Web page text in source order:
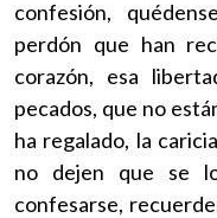
confesión,
perdón que han
corazón, esa
pecados, que no
ha regalado, la
no dejen que se
confesarse,